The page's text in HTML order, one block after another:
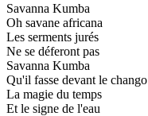
Savanna Kumba
Oh savane africana
Les serments jurés
Ne se déferont pas
Savanna Kumba
Qu'il fasse devant le chango
La magie du temps
Et le signe de l'eau